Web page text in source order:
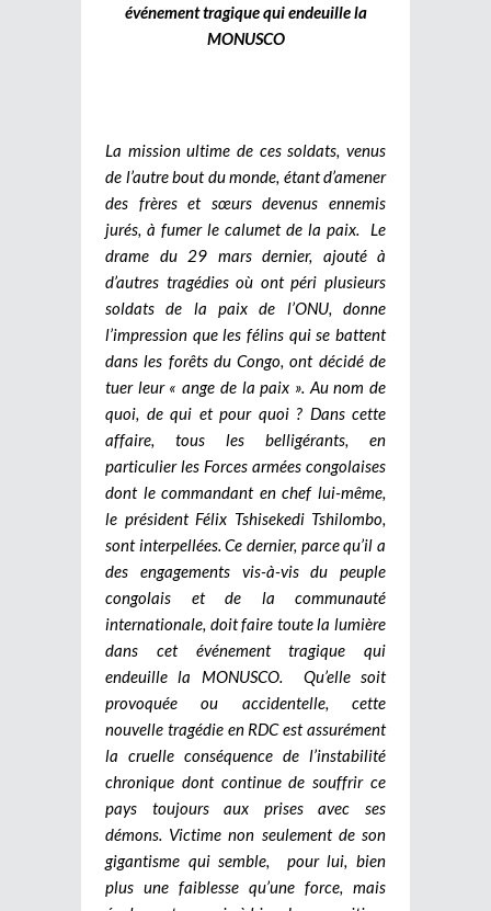
événement tragique qui endeuille la
MONUSCO
La mission ultime de ces soldats, venus
de l’autre bout du monde, étant d’amener
des frères et sœurs devenus ennemis
jurés, à fumer le calumet de la paix. Le
drame du 29 mars dernier, ajouté à
d’autres tragédies où ont péri plusieurs
soldats de la paix de l’ONU, donne
l’impression que les félins qui se battent
dans les forêts du Congo, ont décidé de
tuer leur « ange de la paix ». Au nom de
quoi, de qui et pour quoi ? Dans cette
affaire, tous les belligérants, en
particulier les Forces armées congolaises
dont le commandant en chef lui-même,
le président Félix Tshisekedi Tshilombo,
sont interpellées. Ce dernier, parce qu’il a
des engagements vis-à-vis du peuple
congolais et de la communauté
internationale, doit faire toute la lumière
dans cet événement tragique qui
endeuille la MONUSCO. Qu’elle soit
provoquée ou accidentelle, cette
nouvelle tragédie en RDC est assurément
la cruelle conséquence de l’instabilité
chronique dont continue de souffrir ce
pays toujours aux prises avec ses
démons. Victime non seulement de son
gigantisme qui semble, pour lui, bien
plus une faiblesse qu’une force, mais